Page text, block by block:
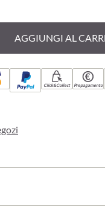
AGGIUNGI AL
Click&Collect Prepagamento